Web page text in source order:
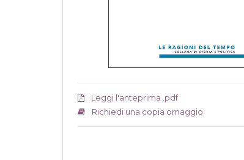
Leggi l'anteprima .pdf
Richiedi una copia omaggio